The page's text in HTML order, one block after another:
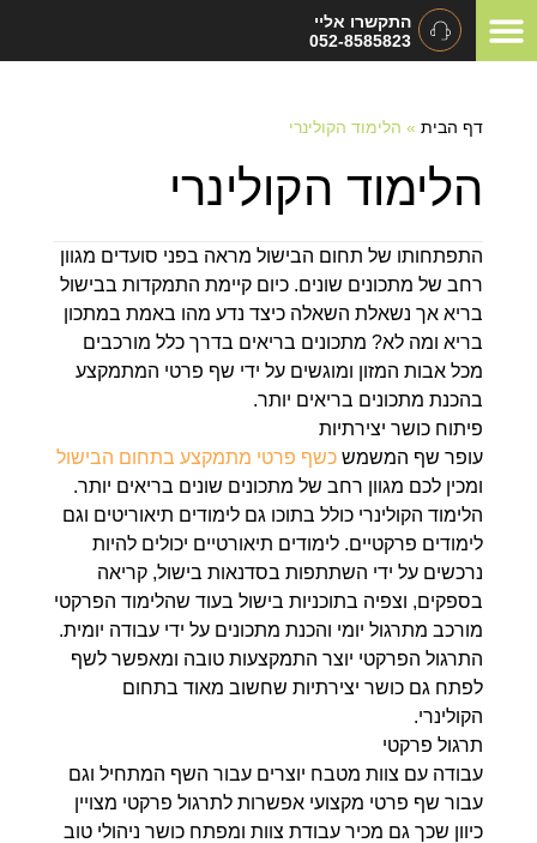
התקשרו אליי
052-8585823
דף הבית» הלימוד הקולינרי
הלימוד הקולינרי
התפתחותו של תחום הבישול מראה בפני סועדים מגוון
רחב של מתכונים שונים. כיום קיימת התמקדות בבישול
בריא אך נשאלת השאלה כיצד נדע מהו באמת במתכון
בריא ומה לא? מתכונים בריאים בדרך כלל מורכבים
מכל אבות המזון ומוגשים על ידי שף פרטי המתמקצע
בהכנת מתכונים בריאים יותר.
פיתוח כושר יצירתיות
עופר שף המשמש כשף פרטי מתמקצע בתחום הבישול
ומכין לכם מגוון רחב של מתכונים שונים בריאים יותר.
הלימוד הקולינרי כולל בתוכו גם לימודים תיאוריטים וגם
לימודים פרקטיים. לימודים תיאורטיים יכולים להיות
נרכשים על ידי השתתפות בסדנאות בישול, קריאה
בספקים, וצפיה בתוכניות בישול בעוד שהלימוד הפרקטי
מורכב מתרגול יומי והכנת מתכונים על ידי עבודה יומית.
התרגול הפרקטי יוצר התמקצעות טובה ומאפשר לשף
לפתח גם כושר יצירתיות שחשוב מאוד בתחום
הקולינרי.
תרגול פרקטי
עבודה עם צוות מטבח יוצרים עבור השף המתחיל וגם
עבור שף פרטי מקצועי אפשרות לתרגול פרקטי מצויין
כיוון שכך גם מכיר עבודת צוות ומפתח כושר ניהולי טוב